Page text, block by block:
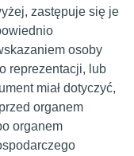
zastępuje się je
osoby
reprezentacji, lub
miał dotyczyć,
organem
organem